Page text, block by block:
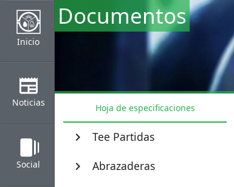
Inicio
newspaper
Noticias
web_stories
Social
Documentos
Hoja de especificaciones
chevron_right Tee Partidas
chevron_right Abrazaderas